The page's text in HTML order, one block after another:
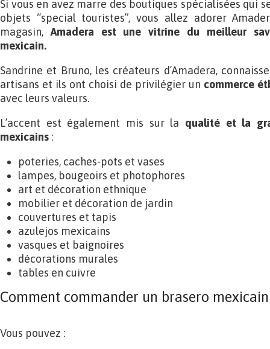
Si vous en avez marre des boutiques spécialisées qui
objets “special touristes”, vous allez adorer
magasin,Amadera est une vitrine du meilleur
mexicain.
Sandrine et Bruno, les créateurs d’Amadera,
artisans et ils ont choisi de privilégier un commerce
avec leurs valeurs.
L’accent est également mis sur la qualité et la
mexicains :
poteries, caches-pots et vases
lampes, bougeoirs et photophores
art et décoration ethnique
mobilier et décoration de jardin
couvertures et tapis
azulejos mexicains
vasques et baignoires
décorations murales
tables en cuivre
Comment commander un brasero
Vous pouvez :